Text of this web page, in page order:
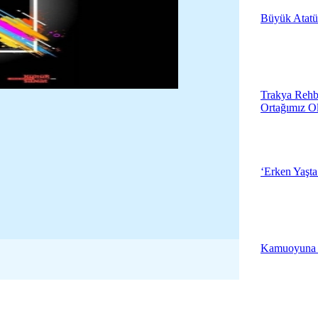
18:57 -
İlker
Tiyatro
Merkezi'nde
Büyük
Trakya
Ortağımız
‘Erken